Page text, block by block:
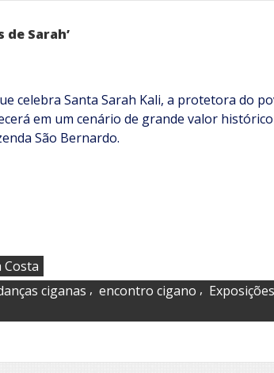
de Sarah’
celebra Santa Sarah Kali, a protetora do
em um cenário de grande valor
São Bernardo.
Costa
ciganas , encontro cigano , Exposições